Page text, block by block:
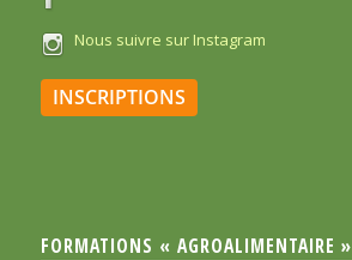
Nous suivre sur Instagram
INSCRIPTIONS
FORMATIONS « AGROALIMENTAIRE »